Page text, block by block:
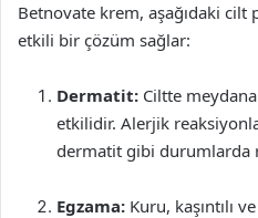
Betnovate krem, aşağıdaki
etkili bir çözüm sağlar:
Dermatit: Ciltte
etkilidir. Alerjik
dermatit gibi durumlarda
Egzama: Kuru, kaşıntılı